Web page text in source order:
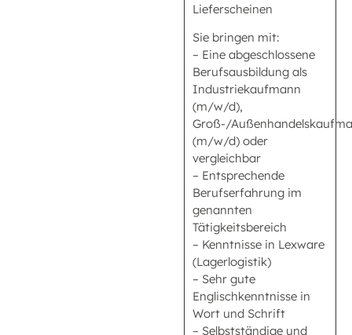
Lieferscheinen
Sie bringen mit:
– Eine abgeschlossene
Berufsausbildung als
Industriekaufmann
(m/w/d),
Groß-/
(m/w/d) oder
vergleichbar
– Entsprechende
Berufserfahrung im
genannten
Tätigkeitsbereich
– Kenntnisse in Lexware
(Lagerlogistik)
– Sehr gute
Englischkenntnisse in
Wort und Schrift
– Selbstständige und